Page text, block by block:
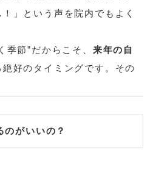
」という声を院内でもよく
季節”だからこそ、 来年の自
絶好のタイミングです。その
がいいの？